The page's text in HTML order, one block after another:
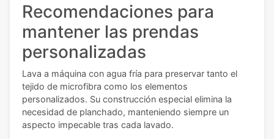
Recomendaciones para
mantener las prendas
personalizadas
Lava a máquina con agua fría para preservar tanto el
tejido de microfibra como los elementos
personalizados. Su construcción especial elimina la
necesidad de planchado, manteniendo siempre un
aspecto impecable tras cada lavado.